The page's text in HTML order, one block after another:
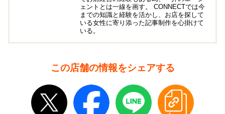
ェントとは一線を画す。 CONNECTでは今
までの知識と経験を活かし、お店を探して
いる女性に寄り添った記事制作を心掛けて
いる。
この店舗の情報をシェアする